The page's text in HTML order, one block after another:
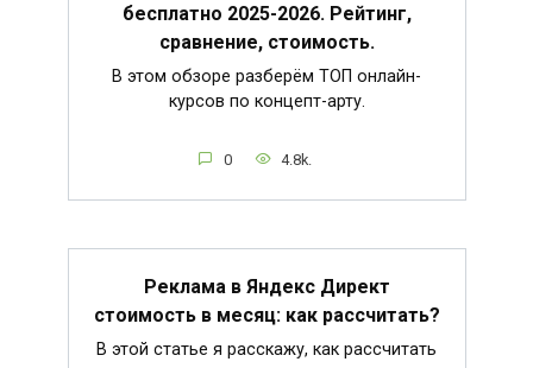
бесплатно 2025-2026. Рейтинг,
сравнение, стоимость.
В этом обзоре разберём ТОП онлайн-
курсов по концепт-арту.
0 4.8k.
Реклама в Яндекс Директ
стоимость в месяц: как рассчитать?
В этой статье я расскажу, как рассчитать